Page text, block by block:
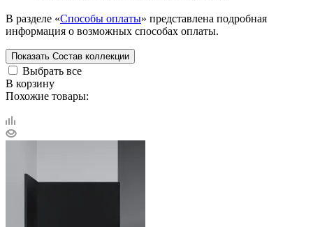
В разделе «Способы оплаты» представлена подробная
информация о возможных способах оплаты.
Показать Состав коллекции
Выбрать все
В корзину
Похожие товары: